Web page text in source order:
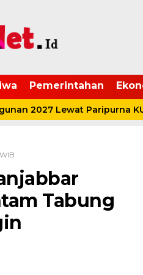
Pemerintahan
2027 Lewat Paripurna
Tabung